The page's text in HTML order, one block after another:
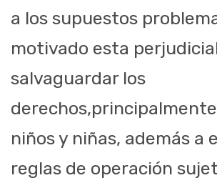
a los supuestos
motivado esta
salvaguardar los
niños y niñas, además a
reglas de operación